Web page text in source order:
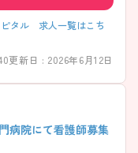
タル 求人一覧はこち
更新日 : 2026年6月12日
病院にて看護師募集